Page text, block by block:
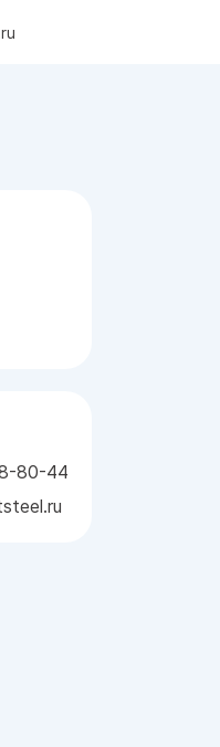
80-44